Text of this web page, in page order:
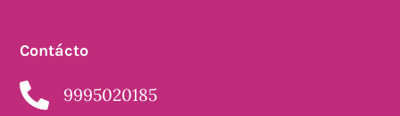
Contácto
9995020185